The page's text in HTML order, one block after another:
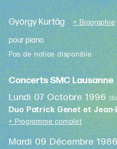
György Kurtág + Biographie
pour piano
Pas de notice disponible
Concerts SMC Lausanne
Lundi 07 Octobre 1996
Duo Patrick Genet et
+ Programme complet
Mardi 09 Décembre 1986